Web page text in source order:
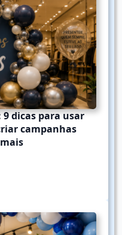
9 dicas para usar
campanhas